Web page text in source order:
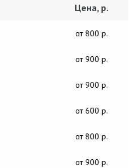
Цена, р.
от 800 р.
от 900 р.
от 900 р.
от 600 р.
от 800 р.
от 900 р.